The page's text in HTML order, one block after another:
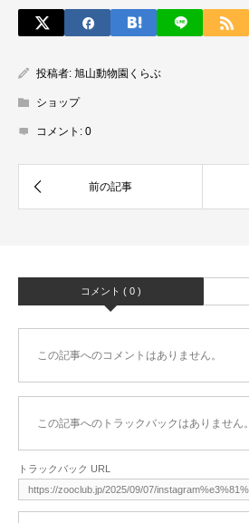
投稿者: 旭山動物園くらぶ
ショップ
コメント: 0
コメント ( 0 )
この記事へのコメントはありません。
この記事へのトラックバックはありません。
トラックバック URL